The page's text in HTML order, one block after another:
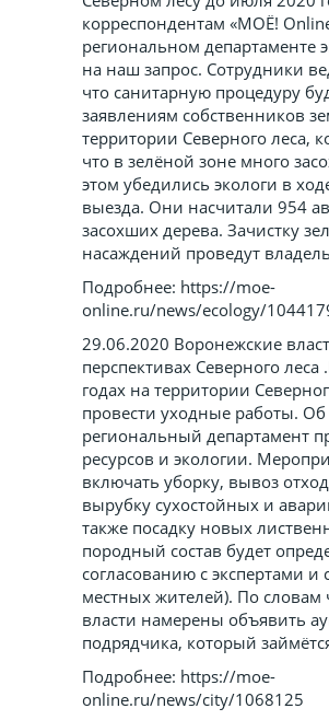
корреспондентам «МОЁ!
региональном департаменте
на наш запрос. Сотрудники
что санитарную процедуру
заявлениям собственников
территории Северного леса,
что в зелёной зоне много
этом убедились экологи в
выезда. Они насчитали 954
засохших дерева. Зачистку
насаждений проведут
Подробнее: https://moe-
online.ru/news/ecology/
29.06.2020 Воронежские
перспективах Северного
годах на территории
провести уходные работы.
региональный департамент
ресурсов и экологии.
включать уборку, вывоз
вырубку сухостойных и
также посадку новых
породный состав будет
согласованию с экспертами и
местных жителей). По
власти намерены объявить
подрядчика, который
Подробнее: https://moe-
online.ru/news/city/1068125